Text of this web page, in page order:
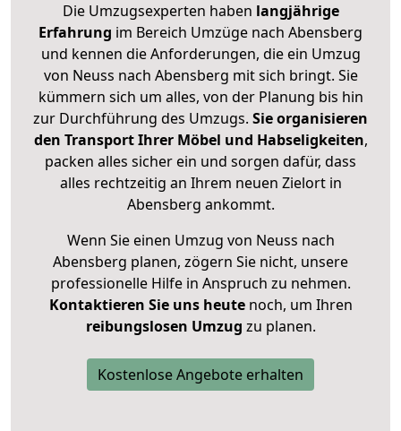
Die Umzugsexperten haben langjährige
Erfahrung im Bereich Umzüge nach Abensberg
und kennen die Anforderungen, die ein Umzug
von Neuss nach Abensberg mit sich bringt. Sie
kümmern sich um alles, von der Planung bis hin
zur Durchführung des Umzugs. Sie organisieren
den Transport Ihrer Möbel und Habseligkeiten,
packen alles sicher ein und sorgen dafür, dass
alles rechtzeitig an Ihrem neuen Zielort in
Abensberg ankommt.
Wenn Sie einen Umzug von Neuss nach
Abensberg planen, zögern Sie nicht, unsere
professionelle Hilfe in Anspruch zu nehmen.
Kontaktieren Sie uns heutenoch, um Ihren
reibungslosen Umzug zu planen.
Kostenlose Angebote erhalten